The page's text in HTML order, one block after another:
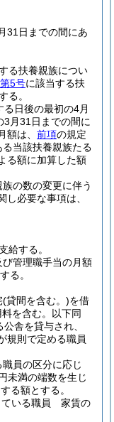
31日までの間にあ
る扶養親族につい
第5号に該当する扶
る。
日後の最初の4月
月31日までの間に
額は、 前項の規定
当該扶養親族たる
る額に加算した額
の数の変更に伴う
必要な事項は、
給する。
管理職手当の月額
る。
(貸間を含む。)を借
を含む。以下同
舎を貸与され、
規則で定める職員
職員の区分に応じ
未満の端数を生じ
る額とする。
ている職員 家賃の